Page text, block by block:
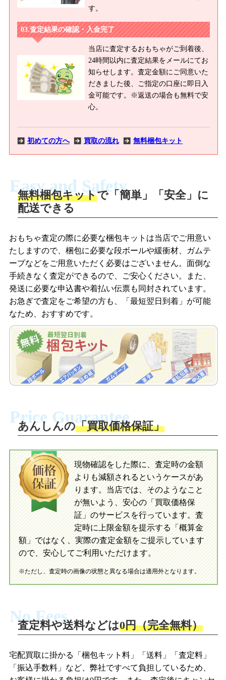
す。
査定結果の確認・入金完了
当店に査定するおもちゃがご到着後、
24時間以内に査定結果をメールにてお
知らせします。査定金額にご同意いた
だきました後、ご指定の口座に即日入
金可能です。※返送の場合も無料で安
心。
初めての方へ 買取の流れ 無料梱包キット
商品撮影
商品を撮影して、査定フォームから画像
を送信します。
梱包キットをメールで申し込み
査定結果をメールで確認し、梱包キット
を申し込みます。梱包キットは送料無料
でお届けします。
自宅でおもちゃを発送・梱包
梱包キットに同封する発送ガイドの手順
送。当店へ無料で発送いただけます。
入金完了
当店に査定したおもちゃがご到着後、ご
指定の口座に即日入金可能です。
買取の流れ 写真の撮影方法
LINEの友だち追加・査定画像を送信
「ジョニージョイLINE査定」を友だちに
追加し、スマートフォンなどのカメラで
撮影したおもちゃの写真をトーク中に送
梱包キットをLINEで申し込み
査定結果をLINEで確認し、梱包キットを
申し込みます。梱包キットは送料無料で
お届けします。
自宅でおもちゃを発送・梱包
ださい。お電話にて集荷依頼を行い発
送。当店へ無料で発送いただけます。
当店に査定したおもちゃがご到着後、ご
指定の口座に即日入金可能です。
初めての方へ LINE査定の流れ 写真の撮影方法
Easy and Safety
無料梱包キットで「簡単」「安全」に
配送できる
おもちゃ査定の際に必要な梱包キットは当店でご用意い
たしますので、梱包に必要な段ボールや緩衝材、ガムテ
ープなどをご用意いただく必要はございません。面倒な
手続きなく査定ができるので、ご安心ください。また、
発送に必要な申込書や着払い伝票も同封されています。
お急ぎで査定をご希望の方も、「最短翌日到着」が可能
なため、おすすめです。
Price Guarantee
あんしんの「買取価格保証」
現物確認をした際に、査定時の金額
よりも減額されるというケースがあ
ります。当店では、そのようなこと
が無いよう、安心の「買取価格保
証」のサービスを行っています。査
定時に上限金額を提示する「概算金
額」ではなく、実際の査定金額をご提示しています
ので、安心してご利用いただけます。
※ただし、査定時の画像の状態と異なる場合は適用外となります。
No Fees
査定料や送料などは0円（完全無料）
宅配買取に掛かる「梱包キット料」「送料」「査定料」
「振込手数料」など、弊社ですべて負担しているため、